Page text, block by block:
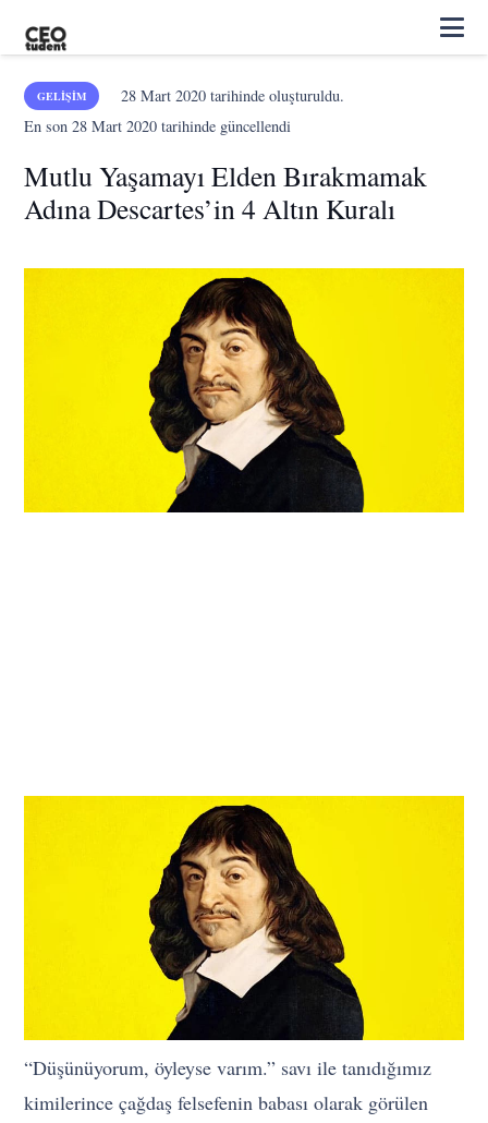
GELIŞIM 28 Mart 2020tarihinde oluşturuldu.
En son28 Mart 2020 tarihinde güncellendi
Mutlu Yaşamayı Elden Bırakmamak
Adına Descartes’in 4 Altın Kuralı
“Düşünüyorum, öyleyse varım.” savı ile tanıdığımız
kimilerince çağdaş felsefenin babası olarak görülen